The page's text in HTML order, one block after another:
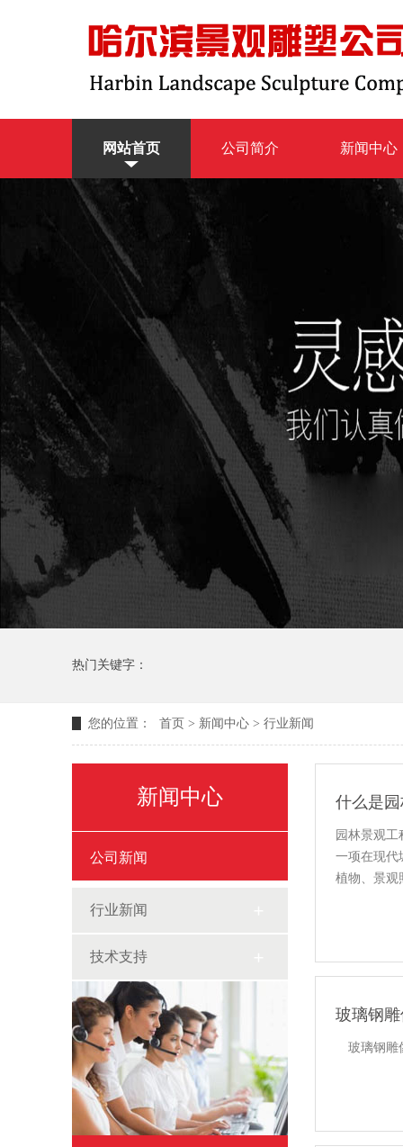
网站首页 公司简介 新闻中心
热门关键字：
您的位置： 首页 > 新闻中心 > 行业新闻
新闻中心
公司新闻
行业新闻
技术支持
什么是
园林景观
一项在现代
植物、景观
玻璃钢
玻璃钢雕